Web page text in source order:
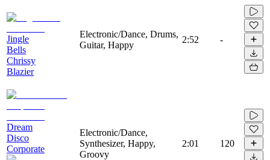
Jingle
Bells
Chrissy
Blazier
Electronic/Dance, Drums,
Guitar, Happy
2:52 -
Dream
Disco
Corporate
Electronic/Dance,
Synthesizer, Happy,
Groovy
2:01 120